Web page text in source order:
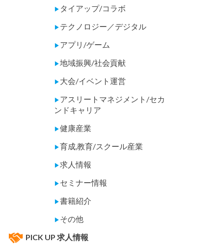
▶ タイアップ/コラボ
▶ テクノロジー／デジタル
▶ アプリ/ゲーム
▶地域振興/社会貢献
▶ 大会/イベント運営
▶ アスリートマネジメント/セカ
ンドキャリア
▶健康産業
▶育成,教育/スクール産業
▶求人情報
▶ セミナー情報
▶書籍紹介
▶ その他
PICK UP 求人情報